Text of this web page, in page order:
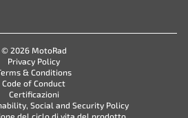
© 2026 MotoRad
Privacy Policy
& Conditions
Code of Conduct
Certificazioni
Social and Security Policy
del ciclo di vita del prodotto